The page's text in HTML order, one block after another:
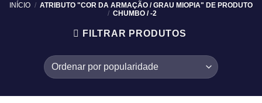
INÍCIO / ATRIBUTO "COR DA ARMAÇÃO / GRAU MIOPIA" DE PRODUTO
/ CHUMBO / -2
FILTRAR PRODUTOS